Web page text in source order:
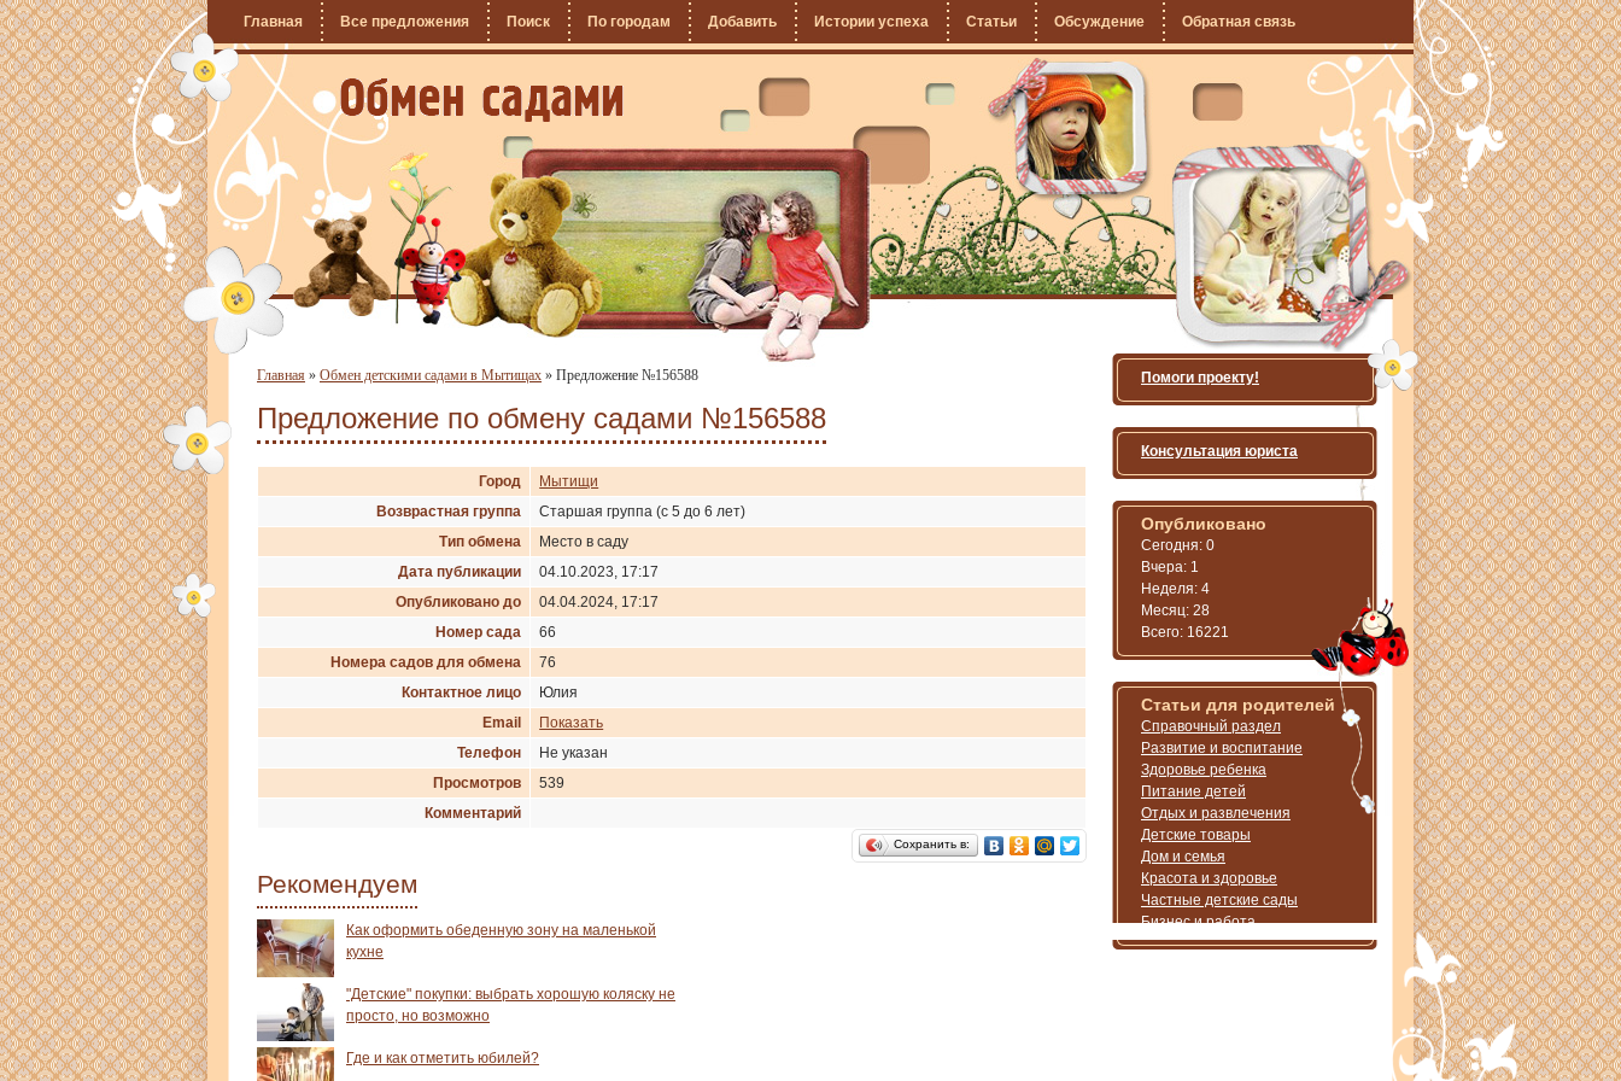
Главная Все предложения Поиск По городам Добавить Истории успеха Статьи Обсуждение Обратная связь
Главная » Обмен детскими садами в Мытищах » Предложение №156588
Предложение по обмену садами №156588
Город
Мытищи
Возврастная группа
Старшая группа (с 5 до 6 лет)
Тип обмена
Место в саду
Дата публикации
04.10.2023, 17:17
Опубликовано до
04.04.2024, 17:17
Номер сада
66
Номера садов для обмена
76
Контактное лицо
Юлия
Email
Показать
Телефон
Не указан
Просмотров
539
Комментарий
Сохранить в:
Рекомендуем
Как оформить обеденную зону на маленькой
кухне
"Детские" покупки: выбрать хорошую коляску не
просто, но возможно
Где и как отметить юбилей?
Помоги проекту!
Консультация юриста
Опубликовано
Сегодня: 0
Вчера: 1
Неделя: 4
Месяц: 28
Всего: 16221
Статьи для родителей
Справочный раздел
Развитие и воспитание
Здоровье ребенка
Питание детей
Отдых и развлечения
Детские товары
Дом и семья
Красота и здоровье
Частные детские сады
Бизнес и работа